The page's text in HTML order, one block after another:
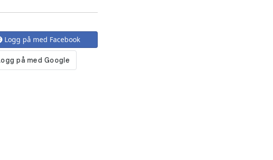
Logg på med Facebook